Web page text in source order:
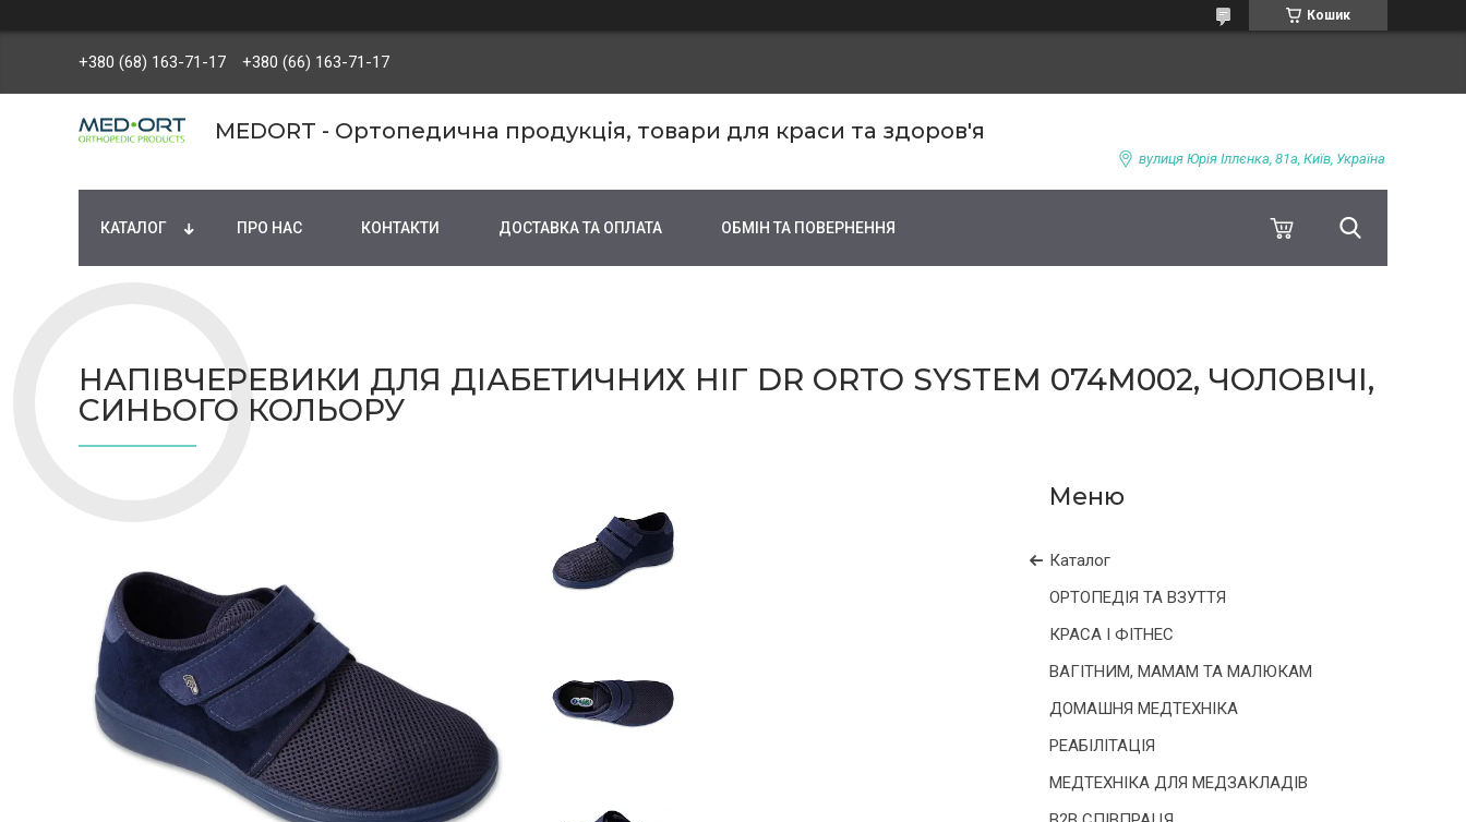
Кошик
+380 (68) 163-71-17 +380 (66) 163-71-17
MEDORT - Ортопедична продукція, товари для краси та здоров'я
вулиця Юрія Іллєнка, 81а, Київ, Україна
КАТАЛОГ ПРО НАС КОНТАКТИ ДОСТАВКА ТА ОПЛАТА ОБМІН ТА ПОВЕРНЕННЯ
НАПІВЧЕРЕВИКИ ДЛЯ ДІАБЕТИЧНИХ НІГ DR ORTO SYSTEM 074M002, ЧОЛОВІЧІ,
СИНЬОГО КОЛЬОРУ
Каталог
ОРТОПЕДІЯ ТА ВЗУТТЯ
КРАСА І ФІТНЕС
ВАГІТНИМ, МАМАМ ТА МАЛЮКАМ
ДОМАШНЯ МЕДТЕХНІКА
РЕАБІЛІТАЦІЯ
МЕДТЕХНІКА ДЛЯ МЕДЗАКЛАДІВ